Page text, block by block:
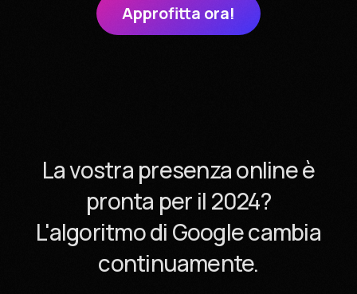
Approfitta ora!
La vostra presenza online è
pronta per il 2024?
L'algoritmo di Google cambia
continuamente.